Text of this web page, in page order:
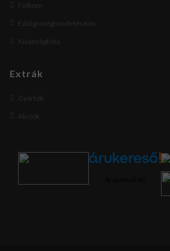
Fiókom
Eddigi megrendeléseim
Kívánságlista
Extrák
Gyártók
Akciók